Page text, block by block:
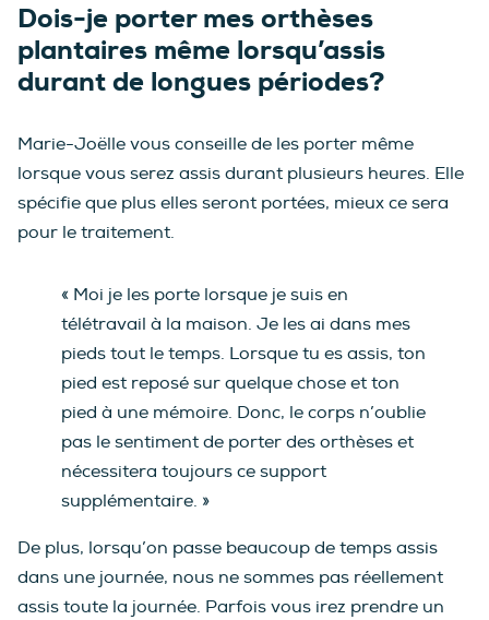
Dois-je porter mes orthèses
plantaires même lorsqu’assis
durant de longues périodes?
Marie-Joëlle vous conseille de les porter même
lorsque vous serez assis durant plusieurs heures. Elle
spécifie que plus elles seront portées, mieux ce sera
pour le traitement.
« Moi je les porte lorsque je suis en
télétravail à la maison. Je les ai dans mes
pieds tout le temps. Lorsque tu es assis, ton
pied est reposé sur quelque chose et ton
pied à une mémoire. Donc, le corps n’oublie
pas le sentiment de porter des orthèses et
nécessitera toujours ce support
supplémentaire. »
De plus, lorsqu’on passe beaucoup de temps assis
dans une journée, nous ne sommes pas réellement
assis toute la journée. Parfois vous irez prendre un